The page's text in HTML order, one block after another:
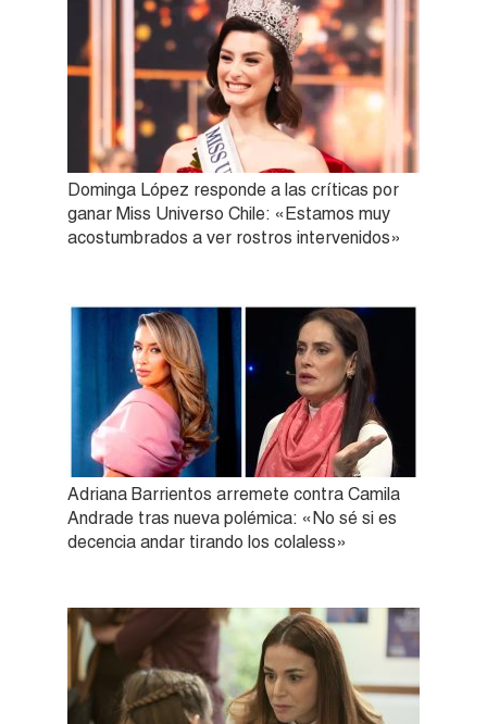
Dominga López responde a las críticas por
ganar Miss Universo Chile: «Estamos muy
acostumbrados a ver rostros intervenidos»
Adriana Barrientos arremete contra Camila
Andrade tras nueva polémica: «No sé si es
decencia andar tirando los colaless»